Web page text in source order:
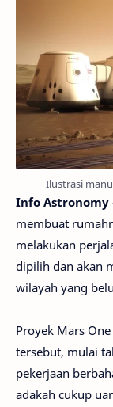
Ilustrasi
Info Astronomy
membuat
melakukan
dipilih dan akan
wilayah yang
Proyek Mars
tersebut, mulai
pekerjaan
adakah cukup